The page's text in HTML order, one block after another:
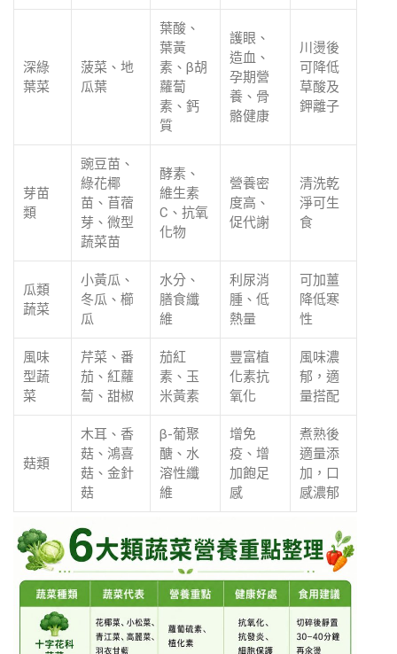
深綠
葉菜
菠菜、地
瓜葉
葉酸、
葉黃
素、β胡
蘿蔔
素、鈣
質
護眼、
造血、
孕期營
養、骨
骼健康
川燙後
可降低
草酸及
鉀離子
芽苗
類
豌豆苗、
綠花椰
苗、苜蓿
芽、微型
蔬菜苗
酵素、
維生素
C、抗氧
化物
營養密
度高、
促代謝
清洗乾
淨可生
食
瓜類
蔬菜
小黃瓜、
冬瓜、櫛
瓜
水分、
膳食纖
維
利尿消
腫、低
熱量
可加薑
降低寒
性
風味
型蔬
菜
芹菜、番
茄、紅蘿
蔔、甜椒
茄紅
素、玉
米黃素
豐富植
化素抗
氧化
風味濃
郁，適
量搭配
菇類
木耳、香
菇、鴻喜
菇、金針
菇
β-葡聚
醣、水
溶性纖
維
增免
疫、增
加飽足
感
煮熟後
適量添
加，口
感濃郁